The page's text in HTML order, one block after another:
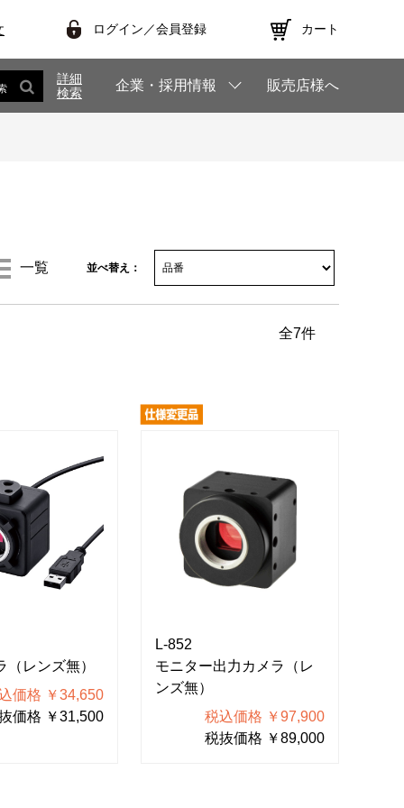
ログイン／会員登録 カート
詳細
検索
企業・採用情報 販売店様へ
一覧 並べ替え：
全7件
（レンズ無）
価格 ￥34,650
価格 ￥31,500
L-852
モニター出力カメラ（レ
ンズ無）
税込価格 ￥97,900
税抜価格 ￥89,000